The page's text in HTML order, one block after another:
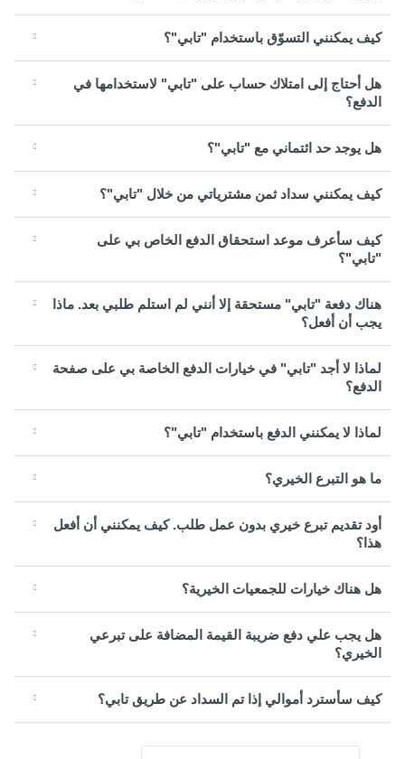
كيف يمكنني التسوّق باستخدام "تابي"؟
هل أحتاج إلى امتلاك حساب على "تابي" لاستخدامها في
الدفع؟
هل يوجد حد ائتماني مع "تابي"؟
كيف يمكنني سداد ثمن مشترياتي من خلال "تابي"؟
كيف سأعرف موعد استحقاق الدفع الخاص بي على
"تابي"؟
هناك دفعة "تابي" مستحقة إلا أنني لم استلم طلبي بعد. ماذا
يجب أن أفعل؟
لماذا لا أجد "تابي" في خيارات الدفع الخاصة بي على صفحة
الدفع؟
لماذا لا يمكنني الدفع باستخدام "تابي"؟
ما هو التبرع الخيري؟
أود تقديم تبرع خيري بدون عمل طلب. كيف يمكنني أن أفعل
هذا؟
هل هناك خيارات للجمعيات الخيرية؟
هل يجب علي دفع ضريبة القيمة المضافة على تبرعي
الخيري؟
كيف سأسترد أموالي إذا تم السداد عن طريق تابي؟